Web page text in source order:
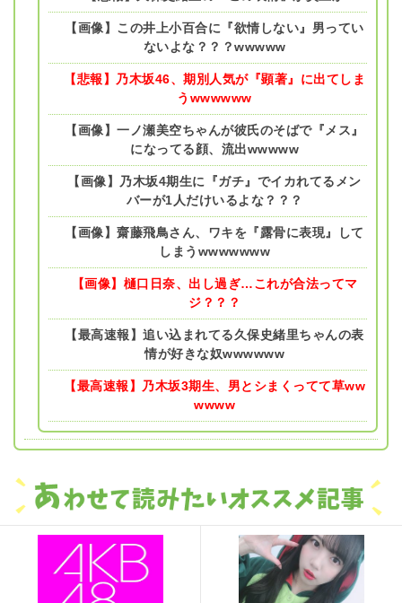
【画像】この井上小百合に『欲情しない』男ってい
ないよな？？？wwwww
【悲報】乃木坂46、期別人気が『顕著』に出てしま
うwwwwww
【画像】一ノ瀬美空ちゃんが彼氏のそばで『メス』
になってる顔、流出wwwww
【画像】乃木坂4期生に『ガチ』でイカれてるメン
バーが1人だけいるよな？？？
【画像】齋藤飛鳥さん、ワキを『露骨に表現』して
しまうwwwwwww
【画像】樋口日奈、出し過ぎ…これが合法ってマ
ジ？？？
【最高速報】追い込まれてる久保史緒里ちゃんの表
情が好きな奴wwwwww
【最高速報】乃木坂3期生、男とシまくってて草ww
wwww